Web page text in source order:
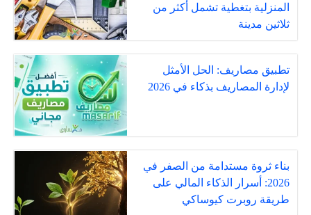
المنزلية بتغطية تشمل أكثر من
ثلاثين مدينة
تطبيق مصاريف: الحل الأمثل
لإدارة المصاريف بذكاء في 2026
بناء ثروة مستدامة من الصفر في
2026: أسرار الذكاء المالي على
طريقة روبرت كيوساكي